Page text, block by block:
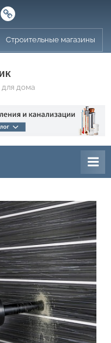
Магазины
сантехники
Строительные магазины
дома